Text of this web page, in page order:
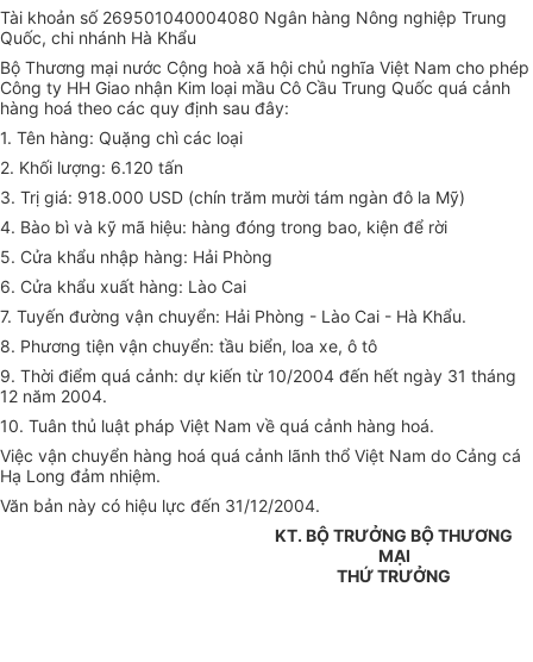
Tài khoản số 269501040004080 Ngân hàng Nông nghiệp Trung
Quốc, chi nhánh Hà Khẩu
Bộ Thương mại nước Cộng hoà xã hội chủ nghĩa Việt Nam cho phép
Công ty HH Giao nhận Kim loại mầu Cô Cầu Trung Quốc quá cảnh
hàng hoá theo các quy định sau đây:
1. Tên hàng: Quặng chì các loại
2. Khối lượng: 6.120 tấn
3. Trị giá: 918.000 USD (chín trăm mười tám ngàn đô la Mỹ)
4. Bào bì và kỹ mã hiệu: hàng đóng trong bao, kiện để rời
5. Cửa khẩu nhập hàng: Hải Phòng
6. Cửa khẩu xuất hàng: Lào Cai
7. Tuyến đường vận chuyển: Hải Phòng - Lào Cai - Hà Khẩu.
8. Phương tiện vận chuyển: tầu biển, loa xe, ô tô
9. Thời điểm quá cảnh: dự kiến từ 10/2004 đến hết ngày 31 tháng
12 năm 2004.
10. Tuân thủ luật pháp Việt Nam về quá cảnh hàng hoá.
Việc vận chuyển hàng hoá quá cảnh lãnh thổ Việt Nam do Cảng cá
Hạ Long đảm nhiệm.
Văn bản này có hiệu lực đến 31/12/2004.
KT. BỘ TRƯỞNG BỘ THƯƠNG
MẠI
THỨ TRƯỞNG